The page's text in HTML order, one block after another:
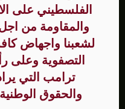
الفلسطيني على
والمقاومة من
لشعبنا واجهاض
التصفوية وعلى
ترامب التي
والحقوق